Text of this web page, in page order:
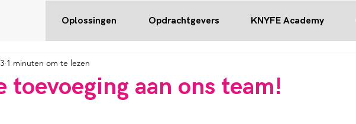
Oplossingen Opdrachtgevers KNYFE Academy
toevoeging aan ons team!
1 minuten om te lezen